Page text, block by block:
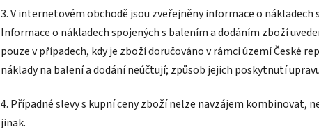
3. V internetovém obchodě jsou zveřejněny informace o
Informace o nákladech spojených s balením a dodáním zboží
pouze v případech, kdy je zboží doručováno v rámci území České
náklady na balení a dodání neúčtují; způsob jejich poskytnutí
4. Případné slevy s kupní ceny zboží nelze navzájem kombinovat,
jinak.